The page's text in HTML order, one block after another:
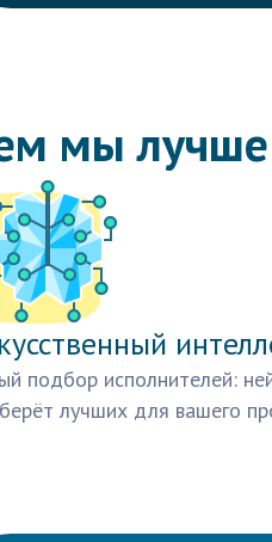
мы лучше
подбор исполнителей:
лучших для вашего